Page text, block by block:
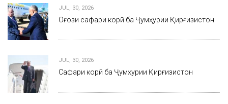
JUL, 30, 2026
Оғози сафари корӣ ба Ҷумҳурии Қирғизистон
JUL, 30, 2026
Сафари корӣ ба Ҷумҳурии Қирғизистон